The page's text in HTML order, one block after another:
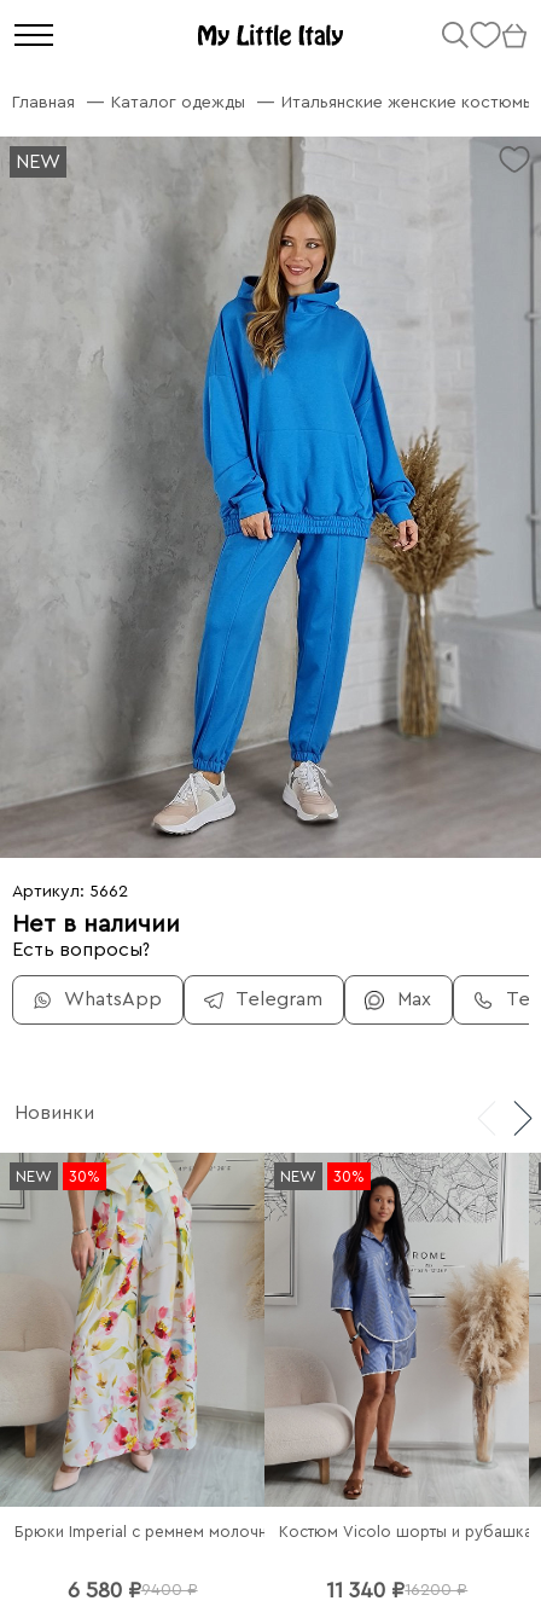
Главная Каталог одежды Итальянские женские
NEW
NEW
Артикул: 5662
Нет в наличии
Есть вопросы?
WhatsApp Telegram Max
Новинки
NEW 30%
Брюки Imperial c ремнем молочные
6 580 ₽9400 ₽
NEW 30%
11 340 ₽16200 ₽